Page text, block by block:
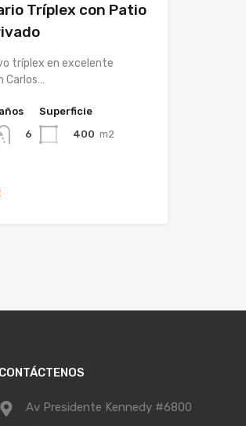
Tríplex con Patio
tríplex en excelente
Carlos…
6
Superficie
400 m2
CONTÁCTENOS
Av Presidente Kennedy #6800